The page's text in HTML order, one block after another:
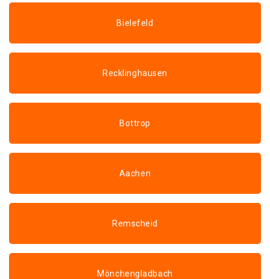
Bielefeld
Recklinghausen
Bottrop
Aachen
Remscheid
Mönchengladbach